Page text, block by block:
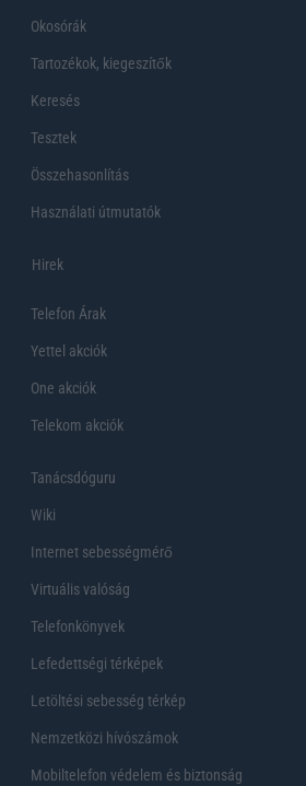
Okosórák
Tartozékok, kiegeszítők
Keresés
Tesztek
Összehasonlítás
Használati útmutatók
Hirek
Telefon Árak
Yettel akciók
One akciók
Telekom akciók
Tanácsdóguru
Wiki
Internet sebességmérő
Virtuális valóság
Telefonkönyvek
Lefedettségi térképek
Letöltési sebesség térkép
Nemzetközi hívószámok
Mobiltelefon védelem és biztonság